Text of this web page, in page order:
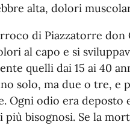
alta, dolori
di Piazzatorre don
al capo e si
quelli dai 15 ai 40
solo, ma due o tre, e
Ogni odio era deposto
più bisognosi. Se la